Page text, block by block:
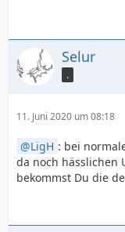
Selur
.
11. Juni 2020 um 08:18
LigH : bei
da noch hässlichen
bekommst Du die